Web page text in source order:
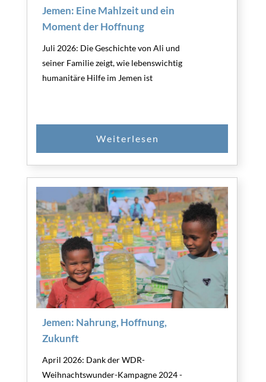
Jemen: Eine Mahlzeit und ein
Moment der Hoffnung
Juli 2026: Die Geschichte von Ali und
seiner Familie zeigt, wie lebenswichtig
humanitäre Hilfe im Jemen ist
Jemen: Nahrung, Hoffnung,
Zukunft
April 2026: Dank der WDR-
Weihnachtswunder-Kampagne 2024 -